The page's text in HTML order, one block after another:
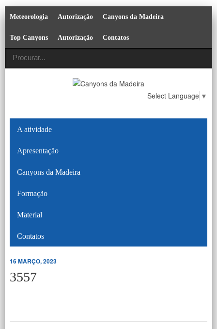
Meteorologia Autorização Canyons da Madeira
Top Canyons Autorização Contatos
Select Language ▼
A atividade
Apresentação
Canyons da Madeira
Formação
Material
Contatos
16 MARÇO, 2023
3557